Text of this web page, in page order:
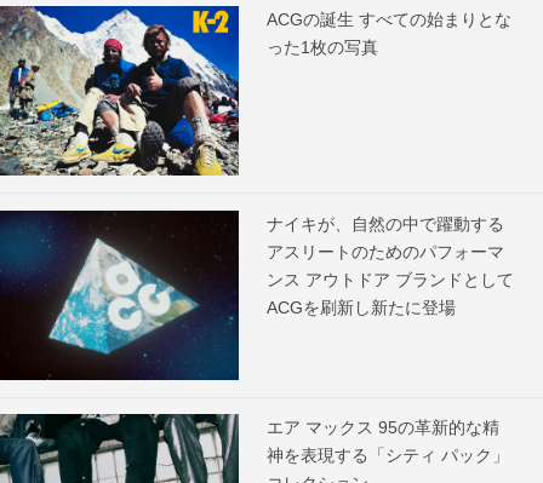
ACGの誕生 すべての始まりとな
った1枚の写真
ナイキが、自然の中で躍動する
アスリートのためのパフォーマ
ンス アウトドア ブランドとして
ACGを刷新し新たに登場
エア マックス 95の革新的な精
神を表現する「シティ パック」